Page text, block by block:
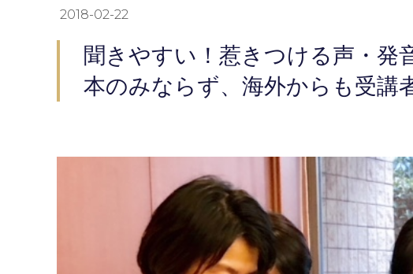
2018-02-22
聞きやすい！惹きつける声・発
本のみならず、海外からも受講